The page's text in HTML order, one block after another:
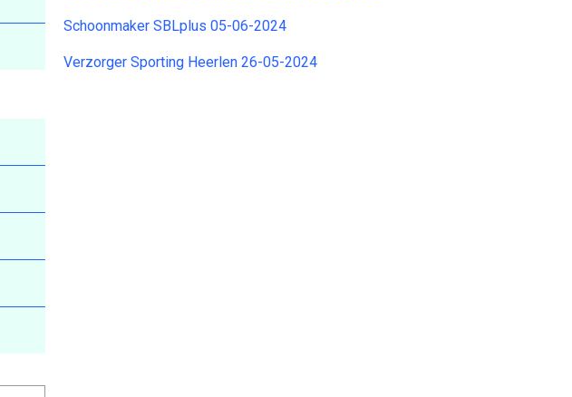
Schoonmaker SBLplus 05-06-2024
Verzorger Sporting Heerlen 26-05-2024